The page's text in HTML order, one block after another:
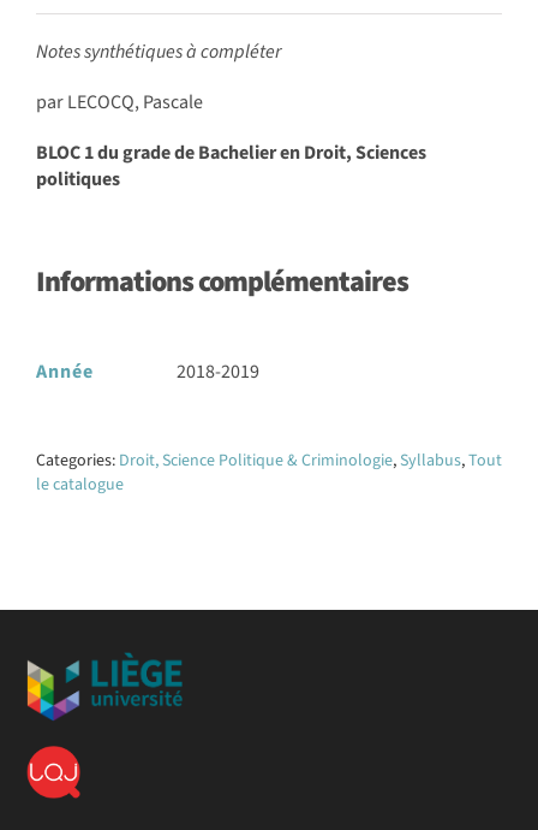
Notes synthétiques à compléter
par LECOCQ, Pascale
BLOC 1 du grade de Bachelier en Droit, Sciences
politiques
Informations complémentaires
Année 2018-2019
Categories: Droit, Science Politique & Criminologie,Syllabus,Tout
le catalogue